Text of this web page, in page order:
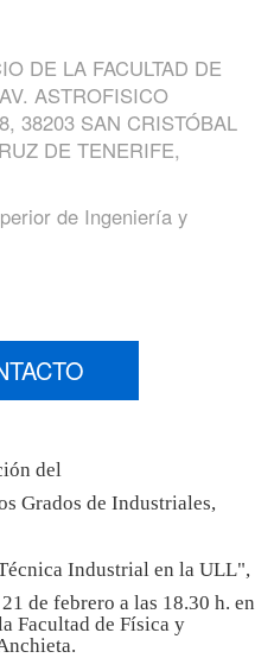
DE LA FACULTAD DE
ASTROFISICO
38203 SAN CRISTÓBAL
DE TENERIFE,
de Ingeniería y
del
Grados de Industriales,
Industrial en la ULL",
de febrero a las 18.30 h. en
Facultad de Física y